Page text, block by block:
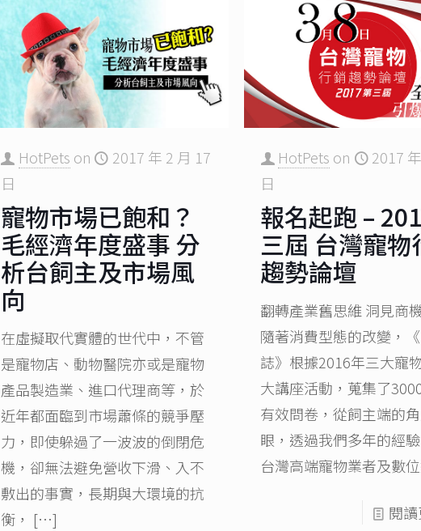
HotPets on
2017 年 2 月 17
日
寵物市場已飽和？
毛經濟年度盛事 分
析台飼主及市場風
向
在虛擬取代實體的世代中，不管
是寵物店、動物醫院亦或是寵物
產品製造業、進口代理商等，於
近年都面臨到市場蕭條的競爭壓
力，即使躲過了一波波的倒閉危
機，卻無法避免營收下滑、入不
敷出的事實，長期與大環境的抗
衡， […]
HotPets on
2017
日
報名起跑 –
三屆 台灣寵物
趨勢論壇
翻轉產業舊思維 洞見商
隨著消費型態的改變，
誌》根據2016年三大寵
大講座活動，蒐集了
有效問卷，從飼主端的
眼，透過我們多年的經
台灣高端寵物業者及數
閱